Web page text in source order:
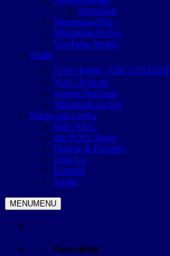
Retroblah
Streaming-Plan
Mitschnitt-Archiv
YouTube-Archiv
Audio
NAG-Radio: THE STATION
NAG-Podcast
weitere Podcasts
Mitschnitt-Archiv
Nerds and Geeks
über NAG
das NAG-Team
Partner & Freunde
Link Us
Kontakt
Suche
MENUMENU
News-Blog